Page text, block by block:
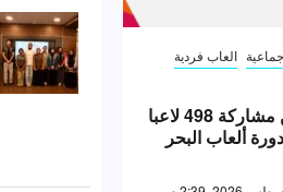
العاب فردية
إيطاليا تعلن مشاركة 498 لاعبا
ألعاب البحر